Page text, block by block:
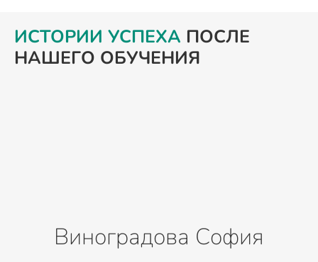
ИСТОРИИ УСПЕХА ПОСЛЕ
НАШЕГО ОБУЧЕНИЯ
Виноградова София